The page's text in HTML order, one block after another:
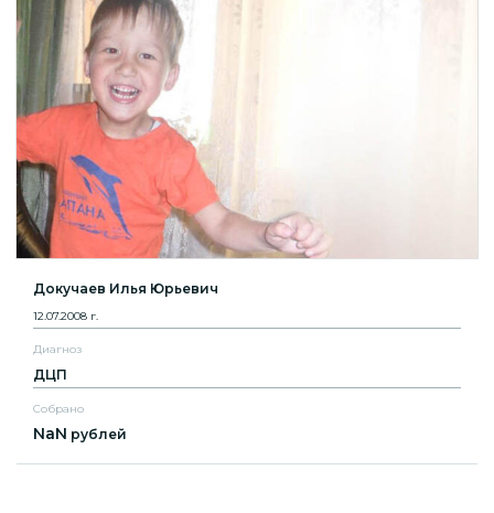
Докучаев Илья Юрьевич
12.07.2008 г.
Диагноз
ДЦП
Собрано
NaN рублей